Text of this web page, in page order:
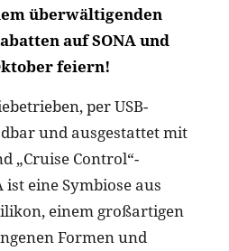
überwältigenden
auf SONA und
feiern!
per USB-
und ausgestattet mit
„Cruise Control“-
ist eine Symbiose aus
einem großartigen
Formen und